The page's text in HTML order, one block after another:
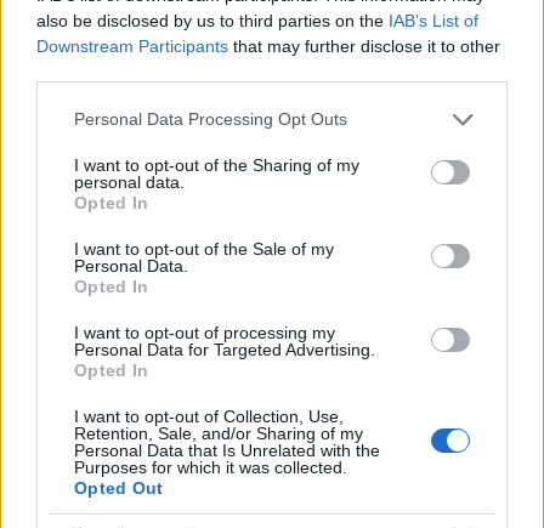
also be disclosed by us to third parties on the IAB’s List of
Downstream Participants that may further disclose it to other
Please note that this website/app uses one or more Google
not limited to your visit or usage behaviour. You may click to
grant or deny consent to Google and its third-party tags to
use your data for below specified purposes in below Google
consent section.
Personal Data Processing Opt Outs
I want to opt-out of the Sharing of my
personal data.
Opted In
I want to opt-out of the Sale of my
Personal Data.
Opted In
I want to opt-out of processing my
Personal Data for Targeted Advertising.
Opted In
I want to opt-out of Collection, Use,
Retention, Sale, and/or Sharing of my
Personal Data that Is Unrelated with the
Purposes for which it was collected.
Opted Out
Inviaci le tue segnalazioni,
i tuoi video e le tue foto
Su WhatsApp al numero +39
Ricevi le nostre ultime news
daGoogle News
Condividi l'articolo